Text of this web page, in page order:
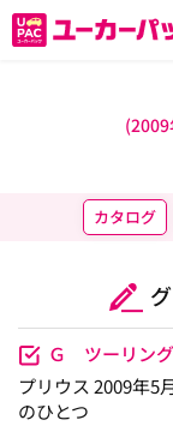
カタログ
Ｇ ツーリン
プリウス 2009年5
のひとつ